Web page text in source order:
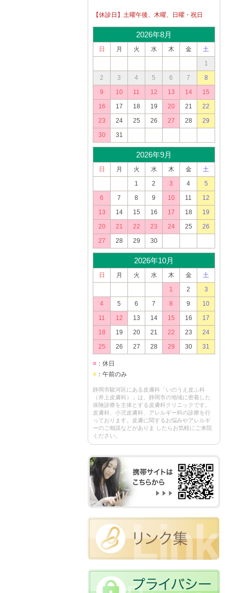
【休診日】土曜午後、木曜、日曜・祝日
2026年8月
日 月 火 水 木 金
土
1
2
3 4 5 6 7
8
9
10 11 12 13 14
15
16
17 18 19 20 21
22
23
24 25 26 27 28
29
30
31
2026年9月
日 月 火 水 木 金
土
1
2 3 4
5
6
7 8 9 10 11
12
13
14 15 16 17 18
19
20
21 22 23 24 25
26
27
28 29 30
2026年10月
日 月 火 水 木 金
土
1
2
3
4
5 6 7 8 9
10
11
12 13 14 15 16
17
18
19 20 21 22 23
24
25
26 27 28 29 30 31
■ ：休日
■ ：午前のみ
静岡市駿河区にある皮膚科「いのうえ皮ふ科
（井上皮膚科）」は、静岡市の地域に密着した
保険診療を主体とする皮膚科クリニックです。
皮膚科、小児皮膚科、アレルギー科の診療を行
っております。皮膚に関するお悩みやアレルギ
ーのご相談などがありま したらお気軽にご来院
ください。